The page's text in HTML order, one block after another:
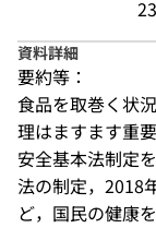
資料詳細
要約等：
食品を取巻く状
理はますます重
安全基本法制定
法の制定，2018
ど，国民の健康